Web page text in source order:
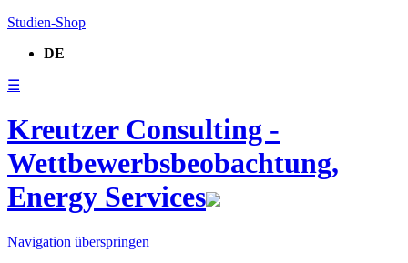
Studien-Shop
DE
☰
Kreutzer Consulting -
Wettbewerbsbeobachtung,
Energy Services
Navigation überspringen